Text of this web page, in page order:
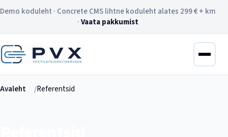
Demo koduleht · Concrete CMS lihtne koduleht alates 299 € + km
·Vaata pakkumist
Avaleht Referentsid